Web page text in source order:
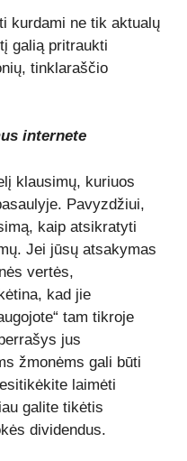
kurdami ne tik aktualų
galią pritraukti
tinklaraščio
internete
klausimų, kuriuos
Pavyzdžiui,
kaip atsikratyti
Jei jūsų atsakymas
vertės,
kad jie
tam tikroje
jus
žmonėms gali būti
laimėti
galite tikėtis
dividendus.